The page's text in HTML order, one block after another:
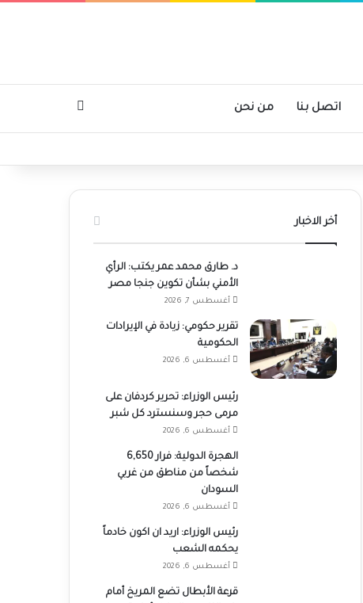
اتصل بنا من نحن
أخر الاخبار
د. طارق محمد عمر يكتب: الرأي
الأمني بشأن تكوين جنجا مصر
أغسطس 7, 2026
تقرير حكومي: زيادة في الإيرادات
الحكومية
أغسطس 6, 2026
رئيس الوزراء: تحرير كردفان على
مرمى حجر وسنسترد كل شبر
أغسطس 6, 2026
الهجرة الدولية: فرار 6,650
شخصاً من مناطق من غربي
السودان
أغسطس 6, 2026
رئيس الوزراء: اريد ان اكون خادماً
يحكمه الشعب
أغسطس 6, 2026
قرعة الأبطال تضع المريخ أمام